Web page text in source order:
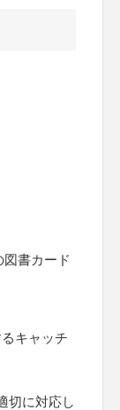
書カード
キャッチ
切に対応し